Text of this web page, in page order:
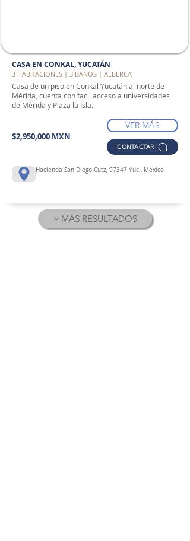
CASA EN CONKAL, YUCATÁN
3 HABITACIONES | 3 BAÑOS | ALBERCA
Casa de un piso en Conkal Yucatán al norte de
Mérida, cuenta con facil acceso a universidades
de Mérida y Plaza la Isla.
$2,950,000 MXN
VER MÁS
CONTACTAR
Hacienda San Diego Cutz, 97347 Yuc., México
MÁS RESULTADOS